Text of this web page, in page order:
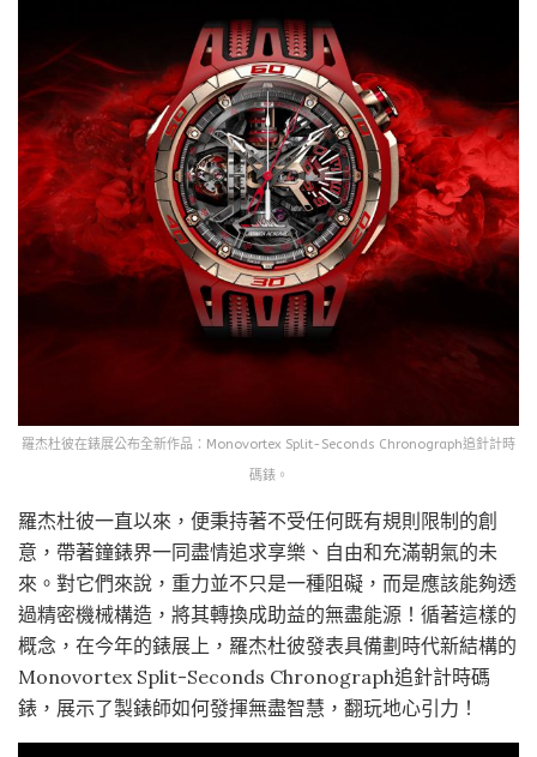
羅杰杜彼在錶展公布全新作品：Monovortex Split-Seconds Chronograph追針計時
碼錶。
羅杰杜彼一直以來，便秉持著不受任何既有規則限制的創
意，帶著鐘錶界一同盡情追求享樂、自由和充滿朝氣的未
來。對它們來說，重力並不只是一種阻礙，而是應該能夠透
過精密機械構造，將其轉換成助益的無盡能源！循著這樣的
概念，在今年的錶展上，羅杰杜彼發表具備劃時代新結構的
Monovortex Split-Seconds Chronograph追針計時碼
錶，展示了製錶師如何發揮無盡智慧，翻玩地心引力！